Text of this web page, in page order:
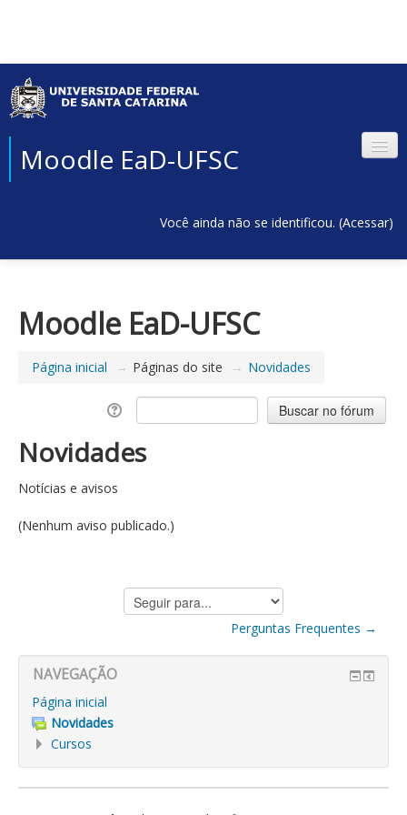
Moodle EaD-UFSC
Você ainda não se identificou. (Acessar)
Moodle EaD-UFSC
Página inicial → Páginas do site → Novidades
Novidades
Notícias e avisos
(Nenhum aviso publicado.)
Seguir
para...
Perguntas Frequentes →
NAVEGAÇÃO
Página inicial
Novidades
Cursos